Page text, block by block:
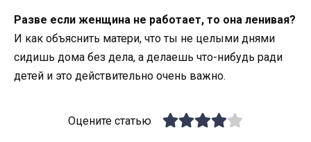
Разве если женщина не работает, то она ленивая?
И как объяснить матери, что ты не целыми днями
сидишь дома без дела, а делаешь что-нибудь ради
детей и это действительно очень важно.
Оцените статью